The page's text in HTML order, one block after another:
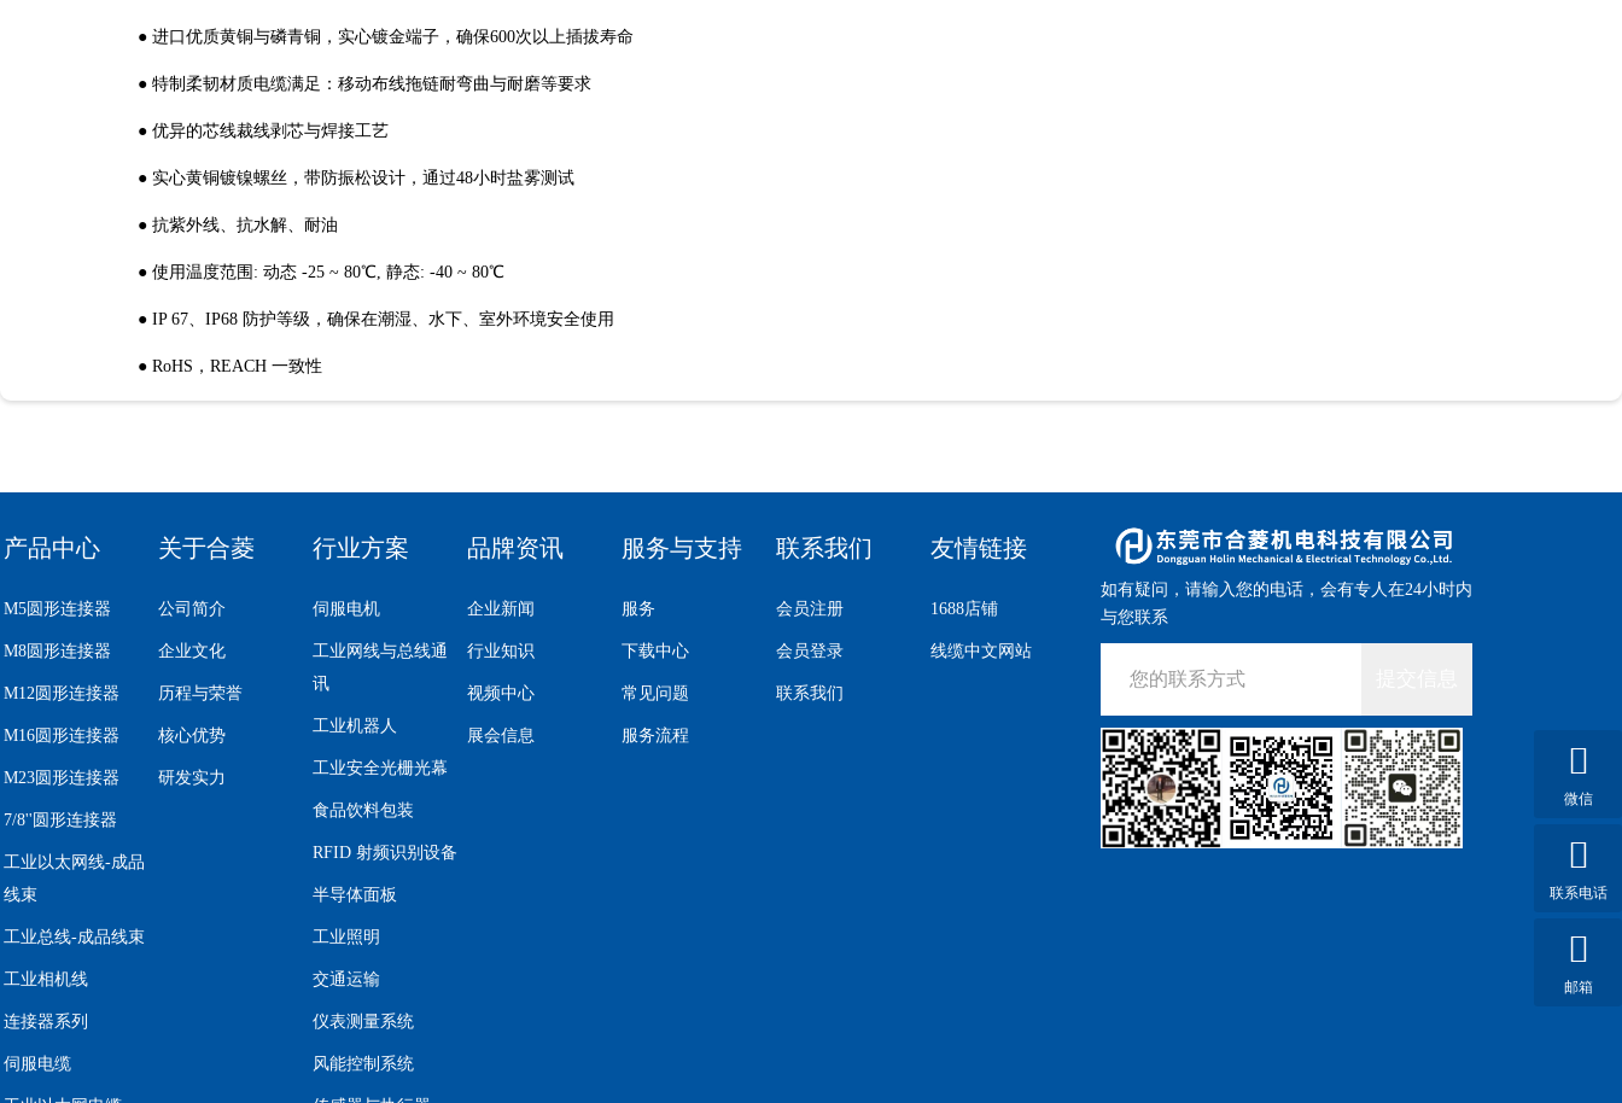
● 进口优质黄铜与磷青铜，实心镀金端子，确保600次以上插拔寿命
● 特制柔韧材质电缆满足：移动布线拖链耐弯曲与耐磨等要求
● 优异的芯线裁线剥芯与焊接工艺
● 实心黄铜镀镍螺丝，带防振松设计，通过48小时盐雾测试
● 抗紫外线、抗水解、耐油
● 使用温度范围: 动态 -25 ~ 80℃, 静态: -40 ~ 80℃
● IP 67、IP68 防护等级，确保在潮湿、水下、室外环境安全使用
● RoHS，REACH 一致性
微信
联系电话
邮箱
产品中心
M5圆形连接器
M8圆形连接器
M12圆形连接器
M16圆形连接器
M23圆形连接器
7/8''圆形连接器
工业以太网线-成品
线束
工业总线-成品线束
工业相机线
连接器系列
伺服电缆
关于合菱
公司简介
企业文化
历程与荣誉
核心优势
研发实力
行业方案
伺服电机
工业网线与总线通
讯
工业机器人
工业安全光栅光幕
食品饮料包装
RFID 射频识别设备
半导体面板
工业照明
交通运输
仪表测量系统
风能控制系统
品牌资讯
企业新闻
行业知识
视频中心
展会信息
服务与支持
服务
下载中心
常见问题
服务流程
联系我们
会员注册
会员登录
联系我们
友情链接
1688店铺
线缆中文网站
如有疑问，请输入您的电话，会有专人在24小时内
与您联系